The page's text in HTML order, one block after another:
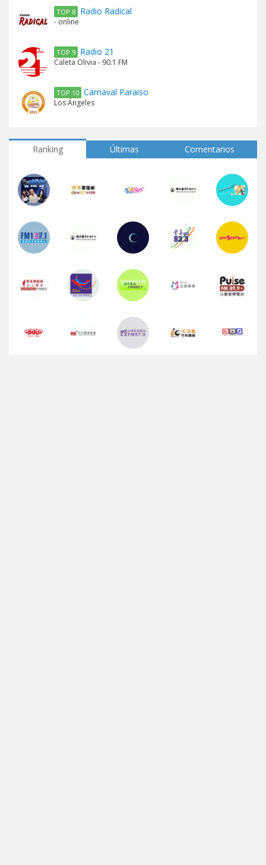
TOP 8 Radio Radical
- online
TOP 9 Radio 21
Caleta Olivia - 90.1 FM
TOP 10 Carnaval Paraiso
Los Ángeles
Ranking Últimas Comentarios